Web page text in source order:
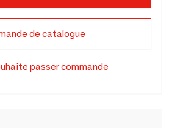
de catalogue
passer commande